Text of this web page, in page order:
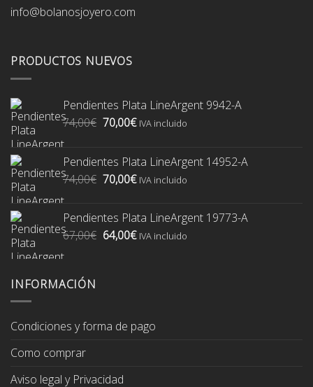
info@bolanosjoyero.com
PRODUCTOS NUEVOS
Pendientes Plata LineArgent 9942-A
74,00€ El
era:
74,00€.
70,00€El
es:
70,00€.
IVA incluido
Pendientes Plata LineArgent 14952-A
74,00€ El
era:
74,00€.
70,00€El
es:
70,00€.
IVA incluido
Pendientes Plata LineArgent 19773-A
67,00€ El
64,00€ElIVA incluido
INFORMACIÓN
Condiciones y forma de pago
Como comprar
Aviso legal y Privacidad